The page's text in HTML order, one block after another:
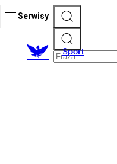
Serwisy
Sport